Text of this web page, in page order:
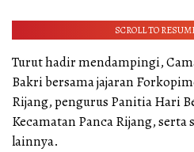
SCROLL TO
Turut hadir mendampingi,
Bakri bersama jajaran
Rijang, pengurus Panitia Hari
Kecamatan Panca Rijang, serta
lainnya.